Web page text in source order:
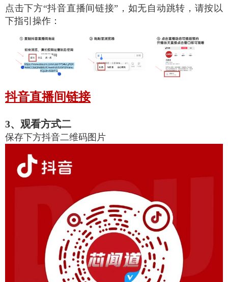
点击下方“抖音直播间链接”，如无自动跳转，请按以
下指引操作：
抖音直播间链接
3、观看方式二
保存下方抖音二维码图片